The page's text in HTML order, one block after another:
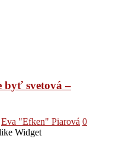
byť svetová –
Eva "Efken" Piarová 0